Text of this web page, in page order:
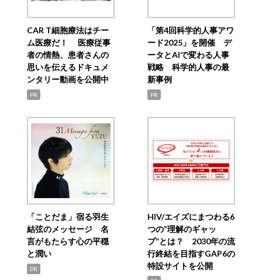
CAR T細胞療法はチー
ム医療だ！ 医療従事
者の情熱、患者さんの
思いを伝えるドキュメ
ンタリー動画を公開中
PR
「第4回科学的人事アワ
ード2025」を開催 デ
ータとAIで変わる人事
戦略 科学的人事の最
新事例
PR
「ことだま」宿る羽生
結弦のメッセージ 名
言がもたらす心の平穏
と潤い
PR
HIV/エイズにまつわる6
つの“理解のギャッ
プ”とは？ 2030年の流
行終結を目指すGAP6の
特設サイトを公開